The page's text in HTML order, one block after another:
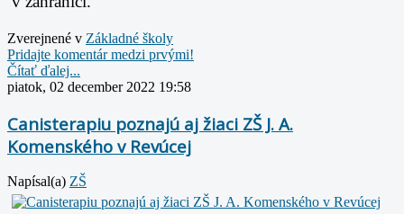
Zverejnené v Základné školy
Pridajte komentár medzi prvými!
Čítať ďalej...
piatok, 02 december 2022 19:58
Canisterapiu poznajú aj žiaci ZŠ J. A.
Komenského v Revúcej
Napísal(a) ZŠ